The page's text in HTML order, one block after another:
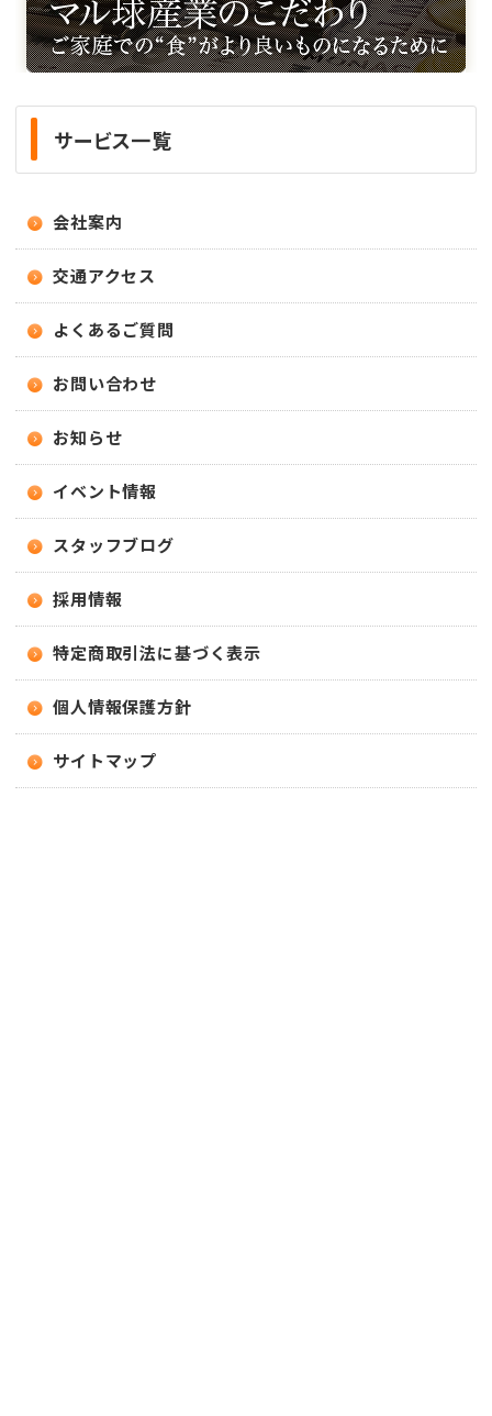
サービス一覧
会社案内
交通アクセス
よくあるご質問
お問い合わせ
お知らせ
イベント情報
スタッフブログ
採用情報
特定商取引法に基づく表示
個人情報保護方針
サイトマップ